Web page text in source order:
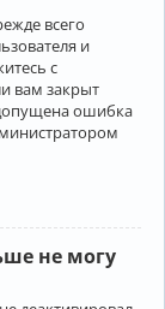
всего
и
с
вам закрыт
ошибка
не могу